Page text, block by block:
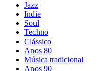
Jazz
Indie
Soul
Techno
Clássico
Anos 80
Música tradicional
Anos 90